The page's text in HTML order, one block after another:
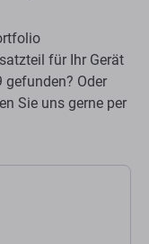
für Ihr Gerät
gefunden? Oder
Sie uns gerne per